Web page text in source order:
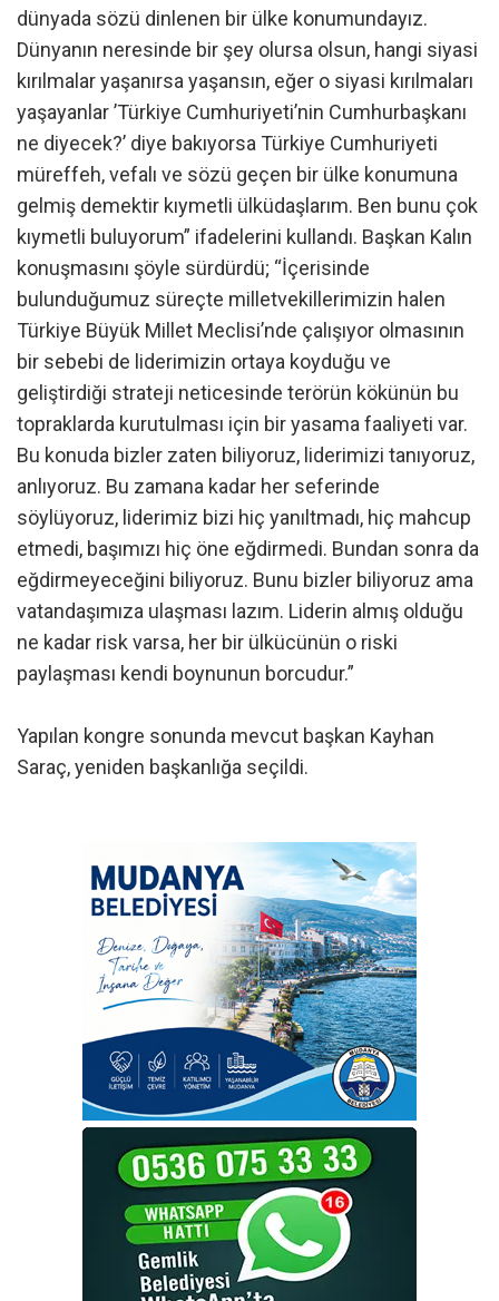
dünyada sözü dinlenen bir ülke konumundayız.
Dünyanın neresinde bir şey olursa olsun, hangi siyasi
kırılmalar yaşanırsa yaşansın, eğer o siyasi kırılmaları
yaşayanlar ’Türkiye Cumhuriyeti’nin Cumhurbaşkanı
ne diyecek?’ diye bakıyorsa Türkiye Cumhuriyeti
müreffeh, vefalı ve sözü geçen bir ülke konumuna
gelmiş demektir kıymetli ülküdaşlarım. Ben bunu çok
kıymetli buluyorum” ifadelerini kullandı. Başkan Kalın
konuşmasını şöyle sürdürdü; “İçerisinde
bulunduğumuz süreçte milletvekillerimizin halen
Türkiye Büyük Millet Meclisi’nde çalışıyor olmasının
bir sebebi de liderimizin ortaya koyduğu ve
geliştirdiği strateji neticesinde terörün kökünün bu
topraklarda kurutulması için bir yasama faaliyeti var.
Bu konuda bizler zaten biliyoruz, liderimizi tanıyoruz,
anlıyoruz. Bu zamana kadar her seferinde
söylüyoruz, liderimiz bizi hiç yanıltmadı, hiç mahcup
etmedi, başımızı hiç öne eğdirmedi. Bundan sonra da
eğdirmeyeceğini biliyoruz. Bunu bizler biliyoruz ama
vatandaşımıza ulaşması lazım. Liderin almış olduğu
ne kadar risk varsa, her bir ülkücünün o riski
paylaşması kendi boynunun borcudur.”
Yapılan kongre sonunda mevcut başkan Kayhan
Saraç, yeniden başkanlığa seçildi.